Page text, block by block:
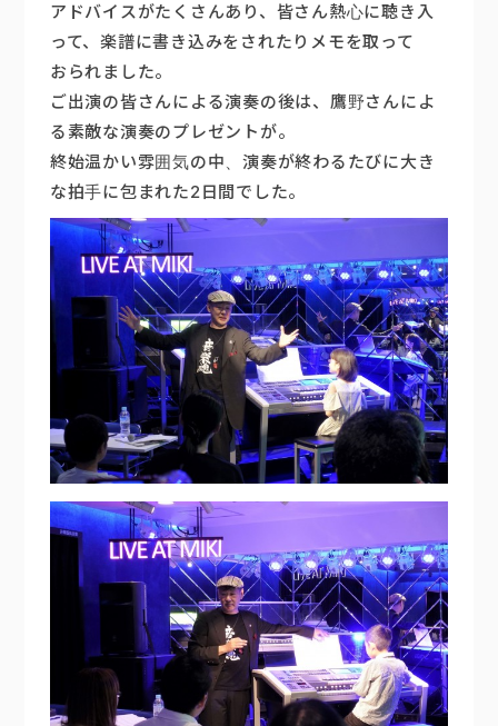
アドバイスがたくさんあり、皆さん熱心に聴き入
って、楽譜に書き込みをされたりメモを取って
おられました。
ご出演の皆さんによる演奏の後は、鷹野さんによ
る素敵な演奏のプレゼントが。
終始温かい雰囲気の中、演奏が終わるたびに大き
な拍手に包まれた2日間でした。